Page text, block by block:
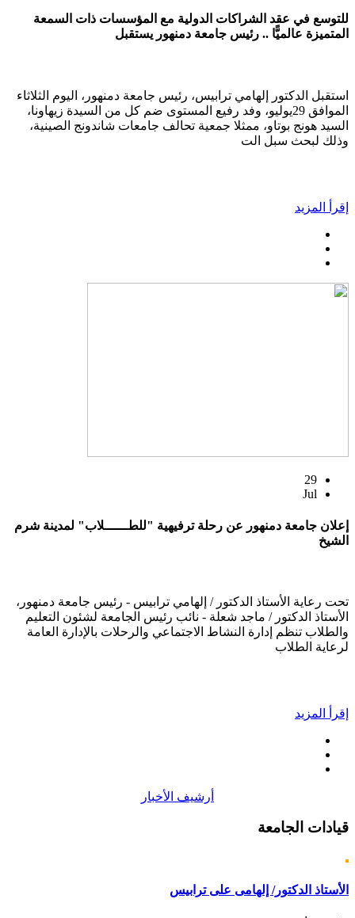
للتوسع في عقد الشراكات الدولية مع المؤسسات ذات السمعة
المتميزة عالميًّا .. رئيس جامعة دمنهور يستقبل
استقبل الدكتور إلهامي ترابيس، رئيس جامعة دمنهور، اليوم الثلاثاء
الموافق 29يوليو، وفد رفيع المستوى ضم كل من السيدة زيهاونا،
السيد هونج بوتاو، ممثلا جمعية تحالف جامعات شاندونج الصينية،
وذلك لبحث سبل الت
إقرأ المزيد
29
Jul
إعلان جامعة دمنهور عن رحلة ترفيهية "للطــــــلاب" لمدينة شرم
الشيخ
تحت رعاية الأستاذ الدكتور / إلهامي ترابيس - رئيس جامعة دمنهور،
الأستاذ الدكتور / ماجد شعلة - نائب رئيس الجامعة لشئون التعليم
والطلاب تنظم إدارة النشاط الاجتماعي والرحلات بالإدارة العامة
لرعاية الطلاب
إقرأ المزيد
أرشيف الأخبار
قيادات الجامعة
الأستاذ الدكتور/ إلهامى على ترابيس